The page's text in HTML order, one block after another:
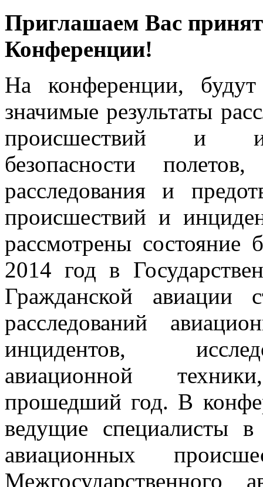
Приглашаем Вас
Конференции!
На конференции, будут
значимые результаты
происшествий и
безопасности
расследования и
происшествий и
рассмотрены состояние
2014 год в
Гражданской авиации
расследований
инцидентов,
авиационной
прошедший год. В
ведущие специалисты в
авиационных
Межгосударственного